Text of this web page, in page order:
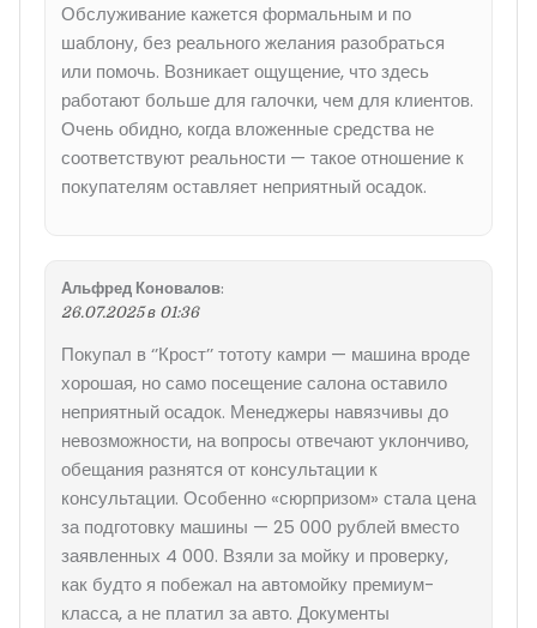
Обслуживание кажется формальным и по
шаблону, без реального желания разобраться
или помочь. Возникает ощущение, что здесь
работают больше для галочки, чем для клиентов.
Очень обидно, когда вложенные средства не
соответствуют реальности — такое отношение к
покупателям оставляет неприятный осадок.
Альфред Коновалов:
26.07.2025 в 01:36
Покупал в ‘’Крост’’ тототу камри — машина вроде
хорошая, но само посещение салона оставило
неприятный осадок. Менеджеры навязчивы до
невозможности, на вопросы отвечают уклончиво,
обещания разнятся от консультации к
консультации. Особенно «сюрпризом» стала цена
за подготовку машины — 25 000 рублей вместо
заявленных 4 000. Взяли за мойку и проверку,
как будто я побежал на автомойку премиум-
класса, а не платил за авто. Документы